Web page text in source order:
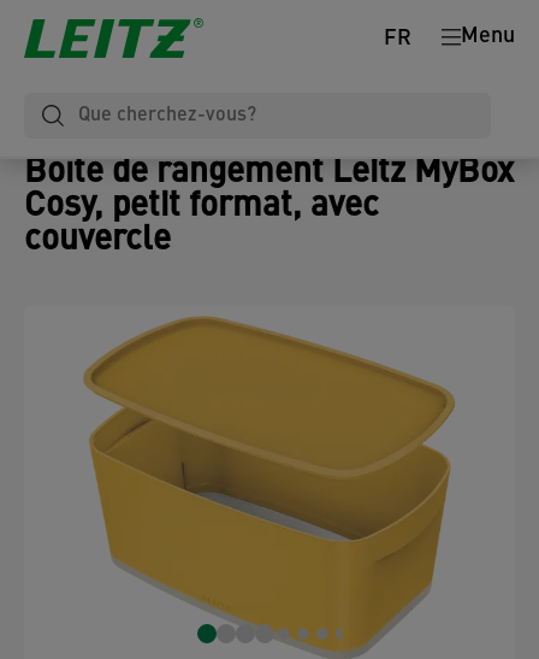
Menu
FR
Boîte de rangement Leitz MyBox
Cosy, petit format, avec
couvercle